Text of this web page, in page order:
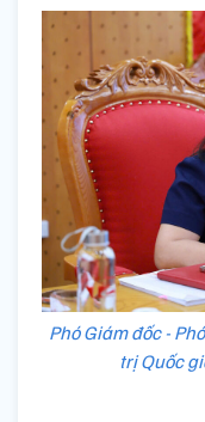
Phó Giám đốc -
trị Quốc